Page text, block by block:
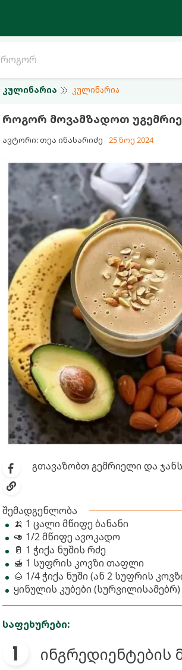
კულინარია კულინარია
როგორ მოვამზადოთ
ავტორი: თეა ინასარიძე 25 ნოე 2024
გთავაზობთ გემრიელი და
შემადგენლობა
🍌 1 ცალი მწიფე ბანანი
🥑 1/2 მწიფე ავოკადო
🥛 1 ჭიქა ნუშის რძე
🍯 1 სუფრის კოვზი თაფლი
🌰 1/4 ჭიქა ნუში (ან 2 სუფრის
ყინულის კუბები (სურვილისამებრ)
საფეხურები:
ინგრედიენტების